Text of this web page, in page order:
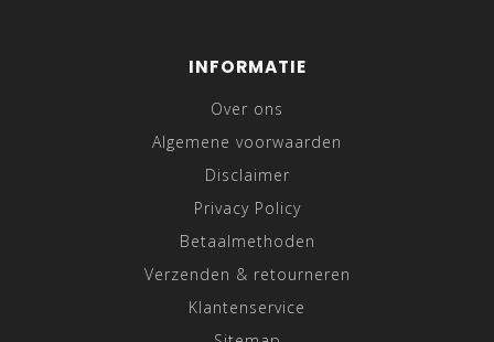
INFORMATIE
Over ons
Algemene voorwaarden
Disclaimer
Privacy Policy
Betaalmethoden
Verzenden & retourneren
Klantenservice